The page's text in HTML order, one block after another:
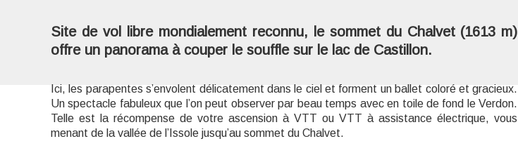
Site de vol libre mondialement reconnu, le sommet du Chalvet (1613 m)
offre un panorama à couper le souffle sur le lac de Castillon.
Ici, les parapentes s’envolent délicatement dans le ciel et forment un ballet coloré et gracieux.
Un spectacle fabuleux que l’on peut observer par beau temps avec en toile de fond le Verdon.
Telle est la récompense de votre ascension à VTT ou VTT à assistance électrique, vous
menant de la vallée de l’Issole jusqu’au sommet du Chalvet.